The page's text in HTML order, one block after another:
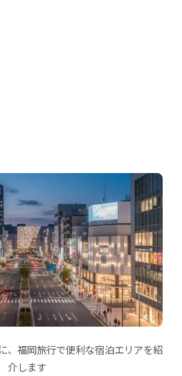
、福岡旅行で便利な宿泊エリアを紹
介します